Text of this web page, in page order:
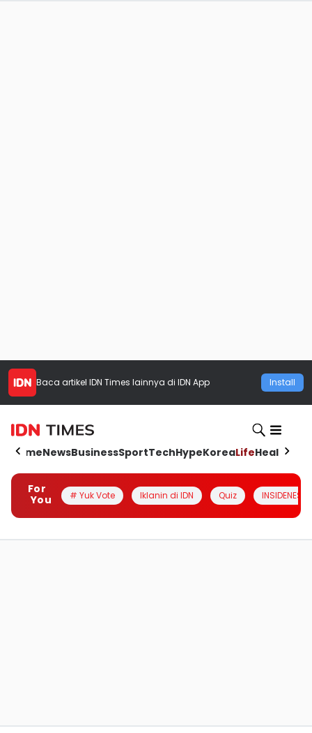
Baca artikel IDN Times lainnya di IDN App Install
HomeNewsBusinessSportTechHypeKoreaLifeHealth
For
You
# Yuk Vote Iklanin di IDN Quiz INSIDENESIA